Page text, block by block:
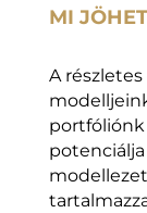
MI
A
potenciálja